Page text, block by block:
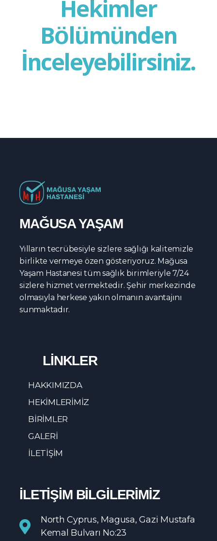
Hekimler
Bölümünden
İnceleyebilirsiniz.
MAĞUSA YAŞAM
Yılların tecrübesiyle sizlere sağlığı kalitemizle
birlikte vermeye özen gösteriyoruz. Mağusa
Yaşam Hastanesi tüm sağlık birimleriyle 7/24
sizlere hizmet vermektedir. Şehir merkezinde
olmasıyla herkese yakın olmanın avantajını
sunmaktadır.
LİNKLER
HAKKIMIZDA
HEKİMLERİMİZ
BİRİMLER
GALERİ
İLETİŞİM
İLETİŞİM BİLGİLERİMİZ
North Cyprus, Magusa, Gazi Mustafa
Kemal Bulvarı No:23